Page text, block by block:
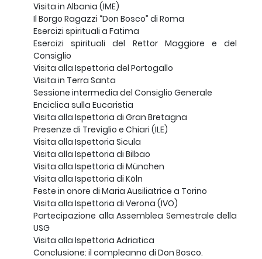
Visita in Albania (IME)
Il Borgo Ragazzi “Don Bosco” di Roma
Esercizi spirituali a Fatima
Esercizi spirituali del Rettor Maggiore e del
Consiglio
Visita alla Ispettoria del Portogallo
Visita in Terra Santa
Sessione intermedia del Consiglio Generale
Enciclica sulla Eucaristia
Visita alla Ispettoria di Gran Bretagna
Presenze di Treviglio e Chiari (ILE)
Visita alla Ispettoria Sicula
Visita alla Ispettoria di Bilbao
Visita alla Ispettoria di München
Visita alla Ispettoria di Köln
Feste in onore di Maria Ausiliatrice a Torino
Visita alla Ispettoria di Verona (IVO)
Partecipazione alla Assemblea Semestrale della
USG
Visita alla Ispettoria Adriatica
Conclusione: il compleanno di Don Bosco.